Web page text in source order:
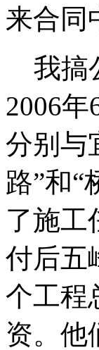
来合同
我搞
2006
分别与
路”和“
了施工
付后五
个工程
资。他